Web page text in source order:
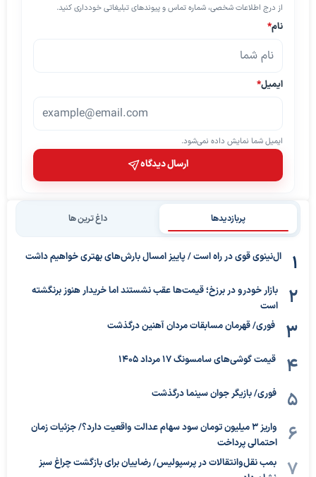
از درج اطلاعات شخصی، شماره تماس و پیوندهای تبلیغاتی خودداری کنید.
نام*
ایمیل*
ایمیل شما نمایش داده نمی‌شود.
ارسال دیدگاه
پربازدیدها داغ ترین ها
ال‌نینوی قوی در راه است / پاییز امسال بارش‌های بهتری خواهیم داشت
بازار خودرو در برزخ؛ قیمت‌ها عقب نشستند اما خریدار هنوز برنگشته
است
فوری/ قهرمان مسابقات مردان آهنین درگذشت
قیمت گوشی‌های سامسونگ 17 مرداد 1405
فوری/ بازیگر جوان سینما درگذشت
واریز ۳ میلیون تومان سود سهام عدالت واقعیت دارد؟/ جزئیات زمان
احتمالی پرداخت
بمب نقل‌وانتقالات در پرسپولیس/ رضاییان برای بازگشت چراغ سبز